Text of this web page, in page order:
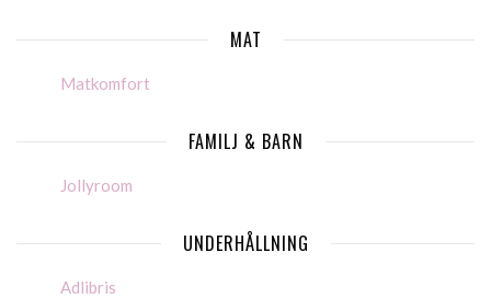
MAT
Matkomfort
FAMILJ & BARN
Jollyroom
UNDERHÅLLNING
Adlibris